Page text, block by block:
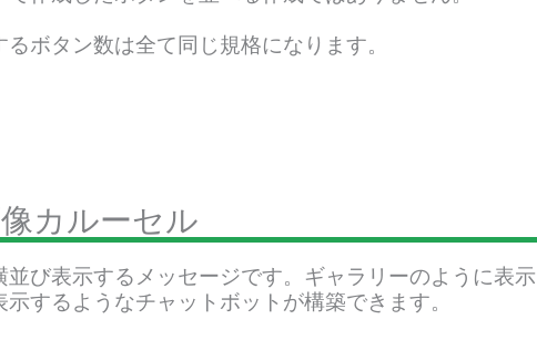
ボタン数は全て同じ規格になります。
カルーセル
並び表示するメッセージです。ギャラリーのように表
示するようなチャットボットが構築できます。